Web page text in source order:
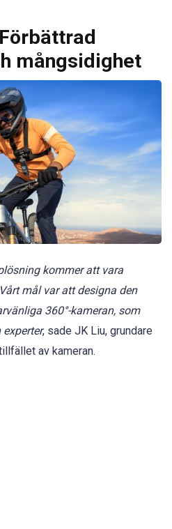
mångsidighet
kommer att vara
mål var att designa den
360°-kameran, som
, sade JK Liu, grundare
av kameran.